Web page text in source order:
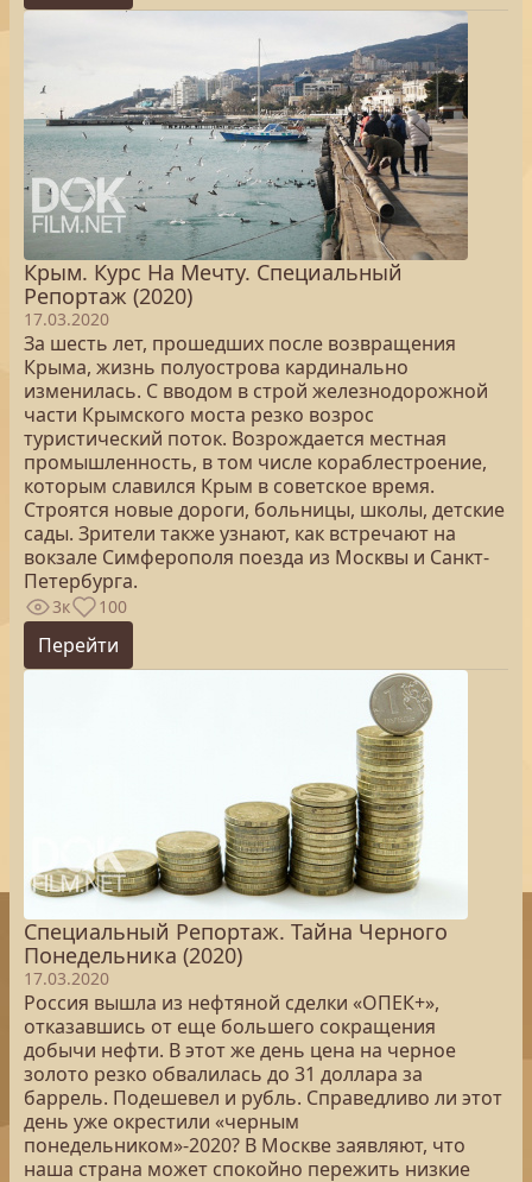
Крым. Курс На Мечту. Специальный
Репортаж (2020)
17.03.2020
За шесть лет, прошедших после возвращения
Крыма, жизнь полуострова кардинально
изменилась. С вводом в строй железнодорожной
части Крымского моста резко возрос
туристический поток. Возрождается местная
промышленность, в том числе кораблестроение,
которым славился Крым в советское время.
Строятся новые дороги, больницы, школы, детские
сады. Зрители также узнают, как встречают на
вокзале Симферополя поезда из Москвы и Санкт-
Петербурга.
3к 100
Перейти
Специальный Репортаж. Тайна Черного
Понедельника (2020)
17.03.2020
Россия вышла из нефтяной сделки «ОПЕК+»,
отказавшись от еще большего сокращения
добычи нефти. В этот же день цена на черное
золото резко обвалилась до 31 доллара за
баррель. Подешевел и рубль. Справедливо ли этот
день уже окрестили «черным
понедельником»-2020? В Москве заявляют, что
наша страна может спокойно пережить низкие